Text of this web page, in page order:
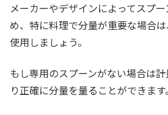
メーカーやデザインによってスプ
め、特に料理で分量が重要な場合
使用しましょう。
もし専用のスプーンがない場合は
り正確に分量を量ることができます。